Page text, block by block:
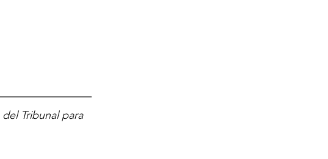
Tribunal para